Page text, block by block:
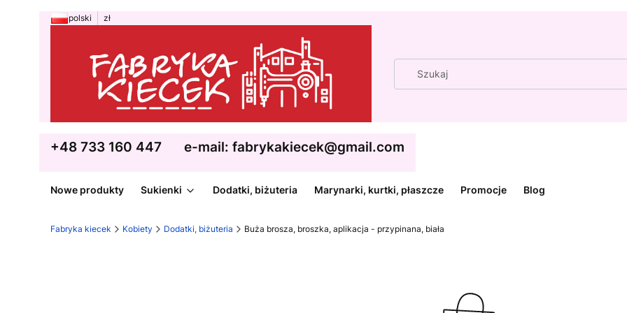
polski zł
+48 733 160 447 e-mail: fabrykakiecek@gmail.com
Nowe produkty Sukienki Dodatki, biżuteria Marynarki, kurtki, płaszcze Promocje Blog
Fabryka kiecek Kobiety Dodatki, biżuteria Buża brosza, broszka, aplikacja - przypinana, biała